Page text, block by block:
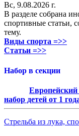
Вс, 9.08.2026 г.
В разделе собрана
спортивные статьи,
тему.
Виды спорта =>>
Статьи =>>
Набор в секции
набор детей от 1
Стрельба из лука,